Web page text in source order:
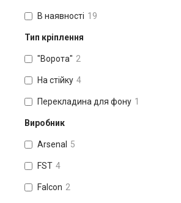
В наявності 19
Тип кріплення
"Ворота" 2
На стійку 4
Перекладина для фону 1
Виробник
Arsenal 5
FST 4
Falcon 2